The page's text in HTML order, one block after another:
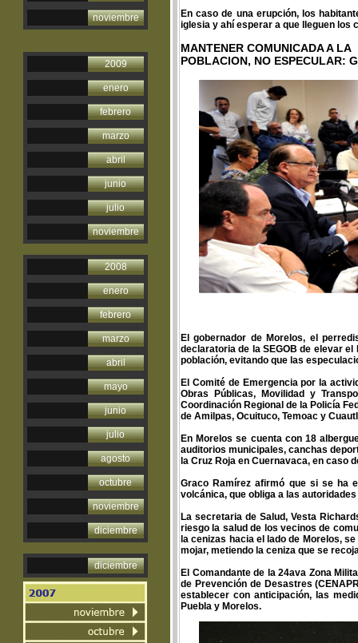
noviembre
2009
enero
febrero
marzo
abril
junio
julio
noviembre
2008
enero
febrero
marzo
abril
mayo
junio
julio
agosto
octubre
noviembre
diciembre
diciembre
En caso de una erupción, los
iglesia y ahí esperar a que lleguen los
MANTENER COMUNICADA A LA
POBLACION, NO ESPECULAR:
El gobernador de Morelos, el
declaratoria de la SEGOB de elevar
población, evitando que las
El Comité de Emergencia por la
Obras Públicas, Movilidad y
Coordinación Regional de la Policía
de Amilpas, Ocuituco, Temoac y
En Morelos se cuenta con 18
auditorios municipales, canchas
la Cruz Roja en Cuernavaca, en caso
Graco Ramírez afirmó que si se ha
volcánica, que obliga a las
La secretaria de Salud, Vesta
riesgo la salud de los vecinos de
la cenizas hacia el lado de Morelos,
mojar, metiendo la ceniza que se
El Comandante de la 24ava Zona
de Prevención de Desastres
establecer con anticipación, las
Puebla y Morelos.